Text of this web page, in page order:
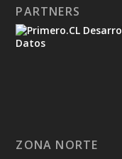
PARTNERS
ZONA NORTE